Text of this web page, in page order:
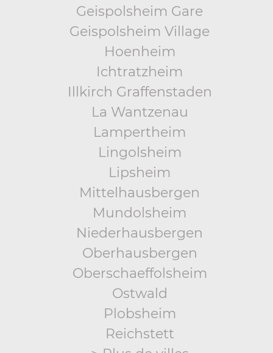
Geispolsheim Gare
Geispolsheim Village
Hoenheim
Ichtratzheim
Illkirch Graffenstaden
La Wantzenau
Lampertheim
Lingolsheim
Lipsheim
Mittelhausbergen
Mundolsheim
Niederhausbergen
Oberhausbergen
Oberschaeffolsheim
Ostwald
Plobsheim
Reichstett